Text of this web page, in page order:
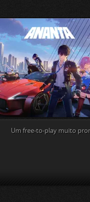
Um free-to-play muito